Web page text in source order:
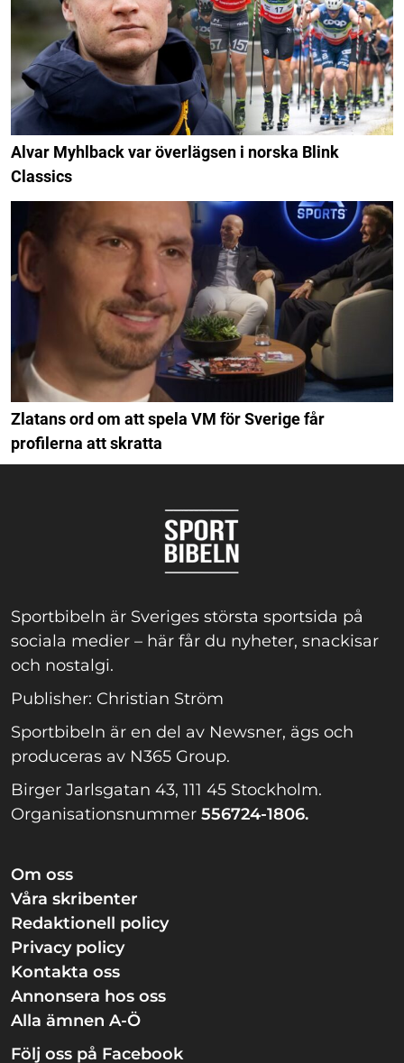
Alvar Myhlback var överlägsen i norska Blink
Classics
Zlatans ord om att spela VM för Sverige får
profilerna att skratta
Sportbibeln är Sveriges största sportsida på
sociala medier – här får du nyheter, snackisar
och nostalgi.
Publisher: Christian Ström
Sportbibeln är en del av Newsner, ägs och
produceras av N365 Group.
Birger Jarlsgatan 43, 111 45 Stockholm.
Organisationsnummer 556724-1806.
Om oss
Våra skribenter
Redaktionell policy
Privacy policy
Kontakta oss
Annonsera hos oss
Alla ämnen A-Ö
Följ oss på Facebook